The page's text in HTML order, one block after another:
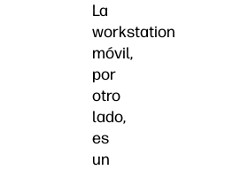
La
workstation
móvil,
por
otro
lado,
es
un